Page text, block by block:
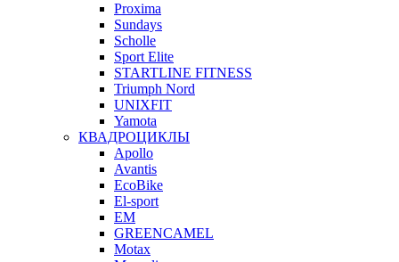
Proxima
Sundays
Scholle
Sport Elite
STARTLINE FITNESS
Triumph Nord
UNIXFIT
Yamota
КВАДРОЦИКЛЫ
Apollo
Avantis
EcoBike
El-sport
EM
GREENCAMEL
Motax